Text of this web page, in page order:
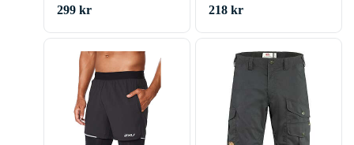
299 kr
218 kr